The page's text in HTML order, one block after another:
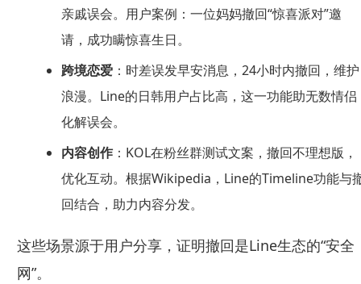
亲戚误会。用户案例：一位妈妈撤回“惊喜派对”邀
请，成功瞒惊喜生日。
跨境恋爱：时差误发早安消息，24小时内撤回，维护
浪漫。Line的日韩用户占比高，这一功能助无数情侣
化解误会。
内容创作：KOL在粉丝群测试文案，撤回不理想版，
优化互动。根据Wikipedia，Line的Timeline功能与
回结合，助力内容分发。
这些场景源于用户分享，证明撤回是Line生态的“安全
网”。